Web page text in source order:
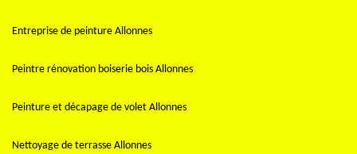
Entreprise de peinture Allonnes
Peintre rénovation boiserie bois Allonnes
Peinture et décapage de volet Allonnes
Nettoyage de terrasse Allonnes